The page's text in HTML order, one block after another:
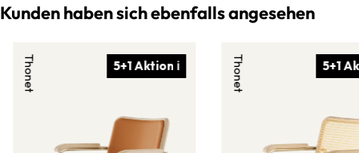
Kunden haben sich ebenfalls angesehen
5+1 Aktion ℹ
Thonet 5+1
Thonet